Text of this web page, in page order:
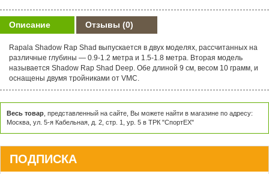
Описание Отзывы (0)
Rapala Shadow Rap Shad выпускается в двух моделях, рассчитанных на
различные глубины — 0.9-1.2 метра и 1.5-1.8 метра. Вторая модель
называется Shadow Rap Shad Deep. Обе длиной 9 см, весом 10 грамм, и
оснащены двумя тройниками от VMC.
Весь товар , представленный на сайте, Вы можете найти в магазине по адресу:
Москва, ул. 5-я Кабельная, д. 2, стр. 1, ур. 5 в ТРК "СпортЕХ"
ПОДПИСКА